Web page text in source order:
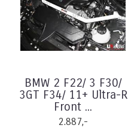
BMW 2 F22/ 3 F30/
3GT F34/ 11+ Ultra-R
Front ...
2.887,-